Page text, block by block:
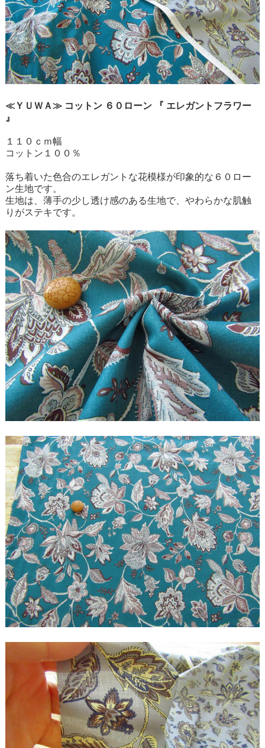
≪ＹＵＷＡ≫ コットン ６０ローン 『 エレガントフラワー
』
１１０ｃｍ幅
コットン１００％
落ち着いた色合のエレガントな花模様が印象的な６０ロー
ン生地です。
生地は、薄手の少し透け感のある生地で、やわらかな肌触
りがステキです。